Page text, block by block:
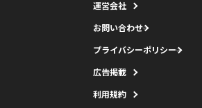
運営会社
お問い合わせ
プライバシーポリシー
広告掲載
利用規約